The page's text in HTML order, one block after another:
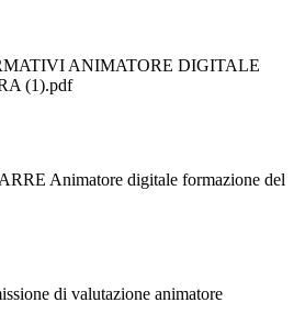
ANIMATORE DIGITALE
(1).pdf
Animatore digitale formazione del
di valutazione animatore